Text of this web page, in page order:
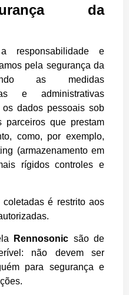
da
responsabilidade e
pela segurança da
as medidas
e administrativas
dados pessoais sob
que prestam
como, por exemplo,
(armazenamento em
rígidos controles e
é restrito aos
Rennosonic são de
não devem ser
para segurança e